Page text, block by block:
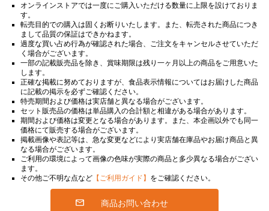
オンラインストアでは一度にご購入いただける数量に上限を設けておりま
す。
転売目的での購入は固くお断りいたします。また、転売された商品につき
まして品質の保証はできかねます。
過度な買い占め行為が確認された場合、ご注文をキャンセルさせていただ
く場合がございます。
一部の記載販売品を除き、賞味期限は残り一ヶ月以上の商品をご用意いた
します。
正確な掲載に努めておりますが、食品表示情報についてはお届けした商品
に記載の掲示を必ずご確認ください。
特売期間および価格は実店舗と異なる場合がございます。
セット販売品の価格は単品購入の合計額と相違がある場合があります。
期間および価格は変更となる場合があります。また、本企画以外でも同一
価格にて販売する場合がございます。
掲載画像や表記等は、急な変更などにより実店舗在庫品やお届け商品と異
なる場合がございます。
ご利用の環境によって画像の色味が実際の商品と多少異なる場合がござい
ます。
その他ご不明な点など 【ご利用ガイド】 をご確認ください。
商品お問い合わせ